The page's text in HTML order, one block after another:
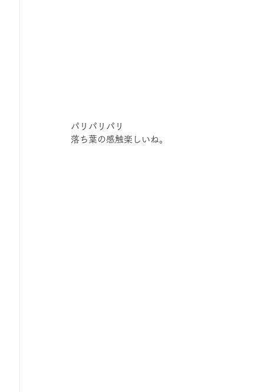
パリパリパリ
落ち葉の感触楽しいね。